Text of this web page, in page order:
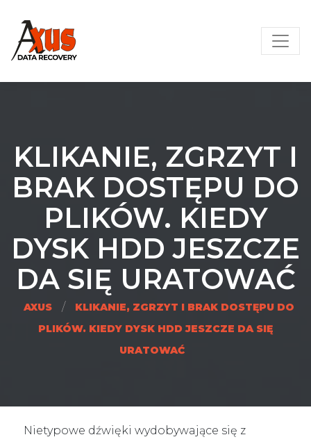
content
KLIKANIE, ZGRZYT I
BRAK DOSTĘPU DO
PLIKÓW. KIEDY
DYSK HDD JESZCZE
DA SIĘ URATOWAĆ
AXUS /
KLIKANIE, ZGRZYT I BRAK DOSTĘPU DO
PLIKÓW. KIEDY DYSK HDD JESZCZE DA SIĘ
URATOWAĆ
Nietypowe dźwięki wydobywające się z